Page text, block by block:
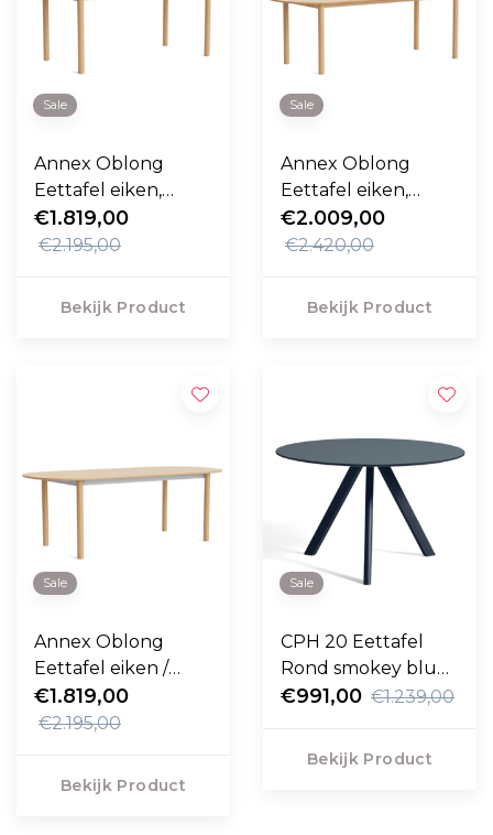
Sale
Annex Oblong
Eettafel eiken,
eiken 220cm
€1.819,00
€2.195,00
Bekijk Product
Sale
Annex Oblong
Eettafel eiken,
eiken 240cm
€2.009,00
€2.420,00
Bekijk Product
Sale
Annex Oblong
Eettafel eiken /
aluminium 220cm
€1.819,00
€2.195,00
Bekijk Product
Sale
CPH 20 Eettafel
Rond smokey blue
linoleum 120cm
€991,00 €1.239,00
Bekijk Product